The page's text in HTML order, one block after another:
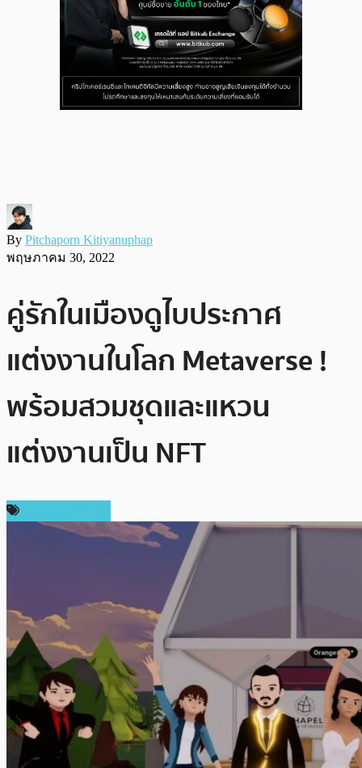
By Pitchaporn Kitiyanuphap
พฤษภาคม 30, 2022
คู่รักในเมืองดูไบประกาศ
แต่งงานในโลก Metaverse !
พร้อมสวมชุดและแหวน
แต่งงานเป็น NFT